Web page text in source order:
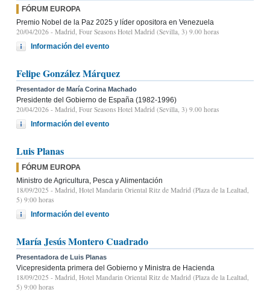
FÓRUM EUROPA
Premio Nobel de la Paz 2025 y líder opositora en Venezuela
20/04/2026 - Madrid, Four Seasons Hotel Madrid (Sevilla, 3) 9.00 horas
Información del evento
Felipe González Márquez
Presentador de María Corina Machado
Presidente del Gobierno de España (1982-1996)
20/04/2026 - Madrid, Four Seasons Hotel Madrid (Sevilla, 3) 9.00 horas
Información del evento
Luis Planas
FÓRUM EUROPA
Ministro de Agricultura, Pesca y Alimentación
18/09/2025 - Madrid, Hotel Mandarin Oriental Ritz de Madrid (Plaza de la Lealtad,
5) 9:00 horas
Información del evento
María Jesús Montero Cuadrado
Presentadora de Luis Planas
Vicepresidenta primera del Gobierno y Ministra de Hacienda
18/09/2025 - Madrid, Hotel Mandarin Oriental Ritz de Madrid (Plaza de la Lealtad,
5) 9:00 horas